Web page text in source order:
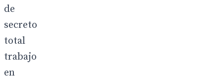
de
secreto
total
trabajo
en